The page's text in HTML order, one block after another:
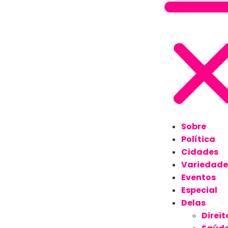
Sobre
Política
Cidades
Eventos
Especial
Delas